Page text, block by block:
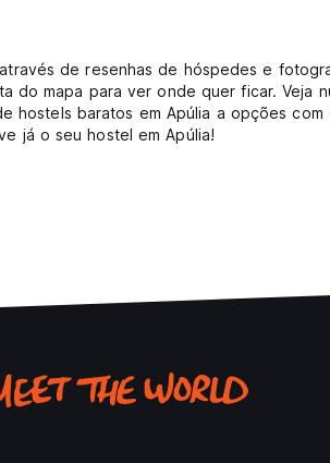
de resenhas de hóspedes e
do mapa para ver onde quer ficar. Veja
hostels baratos em Apúlia a opções
já o seu hostel em Apúlia!